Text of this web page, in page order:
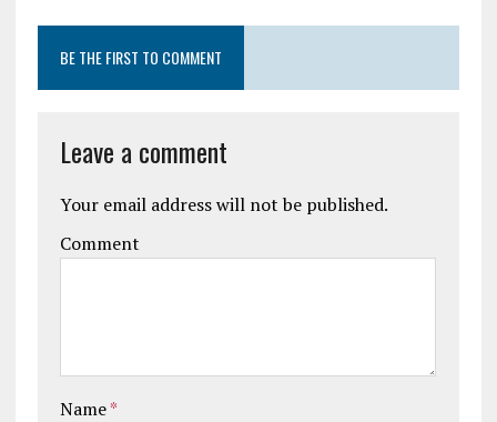
BE THE FIRST TO COMMENT
Leave a comment
Your email address will not be published.
Comment
Name*